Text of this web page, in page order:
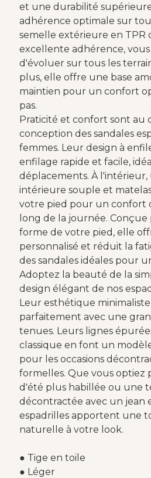
et une durabilité
adhérence optimale sur
semelle extérieure en TPR
excellente adhérence,
d'évoluer sur tous les
plus, elle offre une base
maintien pour un confort
pas.
Praticité et confort sont au
conception des sandales
femmes. Leur design à
enfilage rapide et facile,
déplacements. À l'intérieur,
intérieure souple et
votre pied pour un confort
long de la journée.
forme de votre pied, elle
personnalisé et réduit la
des sandales idéales pour
Adoptez la beauté de la
design élégant de nos
Leur esthétique
parfaitement avec une
tenues. Leurs lignes
classique en font un
pour les occasions
formelles. Que vous optiez
d'été plus habillée ou une
décontractée avec un jean
espadrilles apportent une
naturelle à votre look.
● Tige en toile
● Léger